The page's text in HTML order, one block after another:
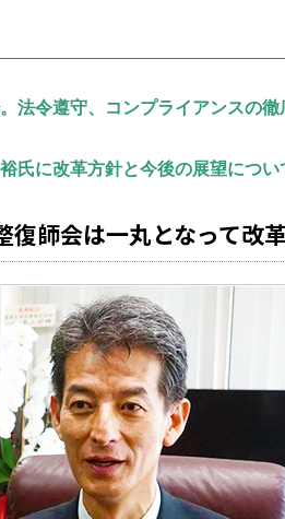
法令遵守、コンプライアンスの
に改革方針と今後の展望につい
師会は一丸となって改